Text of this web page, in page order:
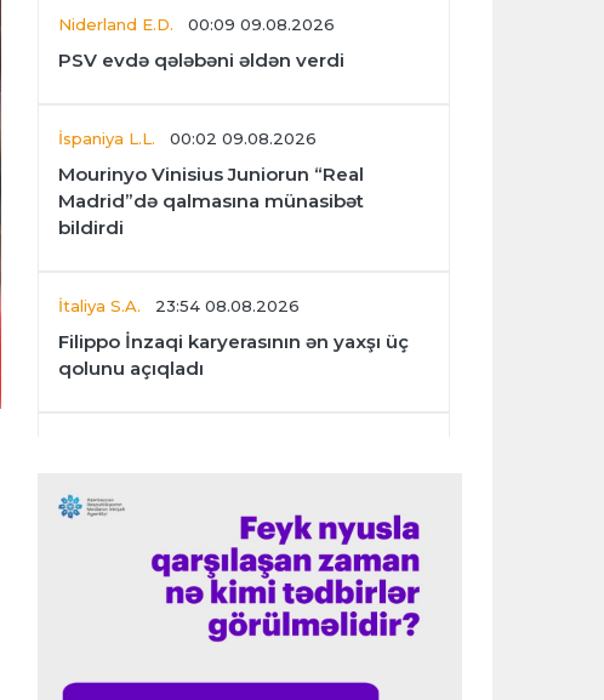
Niderland E.D. 00:09 09.08.2026
PSV evdə qələbəni əldən verdi
İspaniya L.L. 00:02 09.08.2026
Mourinyo Vinisius Juniorun “Real
Madrid”də qalmasına münasibət
bildirdi
İtaliya S.A. 23:54 08.08.2026
Filippo İnzaqi karyerasının ən yaxşı üç
qolunu açıqladı
araşdırmaya başlaya bilər
23:39 08.08.2026
Donald Trampın oğlu Enes Kanterin